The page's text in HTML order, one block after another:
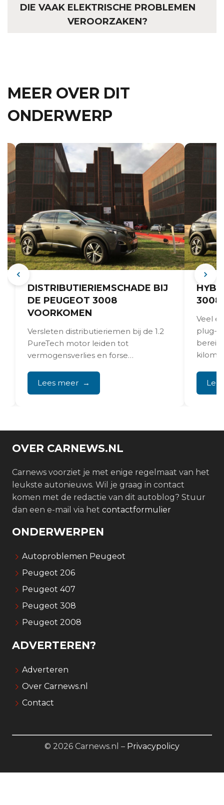
DIE VAAK ELEKTRISCHE PROBLEMEN
VEROORZAKEN?
MEER OVER DIT
ONDERWERP
DISTRIBUTIERIEMSCHADE BIJ
DE PEUGEOT 3008
VOORKOMEN
Versleten distributieriemen bij de 1.2
PureTech motor leiden tot
vermogensverlies en forse
onderhoud niet volgens schema is...
Lees meer
3008
Veel
plug-
bereik
OVER CARNEWS.NL
Carnews voorziet je met enige regelmaat van het
leukste autonieuws. Wil je graag in contact
komen met de redactie van dit autoblog? Stuur
dan een e-mail via het contactformulier
ONDERWERPEN
Autoproblemen Peugeot
Peugeot 206
Peugeot 407
Peugeot 308
Peugeot 2008
ADVERTEREN?
Adverteren
Over Carnews.nl
Contact
© 2026 Carnews.nl – Privacypolicy